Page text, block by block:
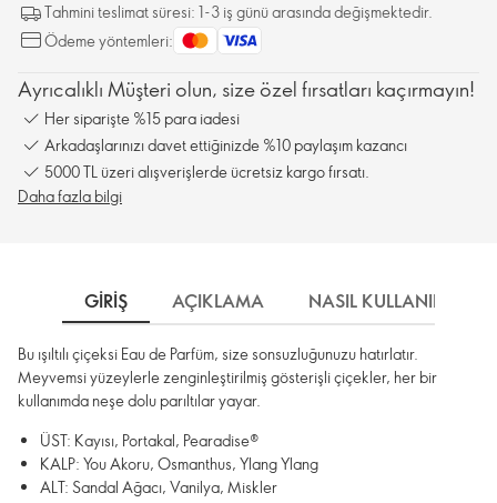
Tahmini teslimat süresi: 1-3 iş günü arasında değişmektedir.
Ödeme yöntemleri:
Ayrıcalıklı Müşteri olun, size özel fırsatları kaçırmayın!
Her siparişte %15 para iadesi
Arkadaşlarınızı davet ettiğinizde %10 paylaşım kazancı
5000 TL üzeri alışverişlerde ücretsiz kargo fırsatı.
Daha fazla bilgi
GIRIŞ AÇIKLAMA NASIL KULLANILIR
Bu ışıltılı çiçeksi Eau de Parfüm, size sonsuzluğunuzu hatırlatır.
Meyvemsi yüzeylerle zenginleştirilmiş gösterişli çiçekler, her bir
kullanımda neşe dolu parıltılar yayar.
ÜST: Kayısı, Portakal, Pearadise®
KALP: You Akoru, Osmanthus, Ylang Ylang
ALT: Sandal Ağacı, Vanilya, Miskler